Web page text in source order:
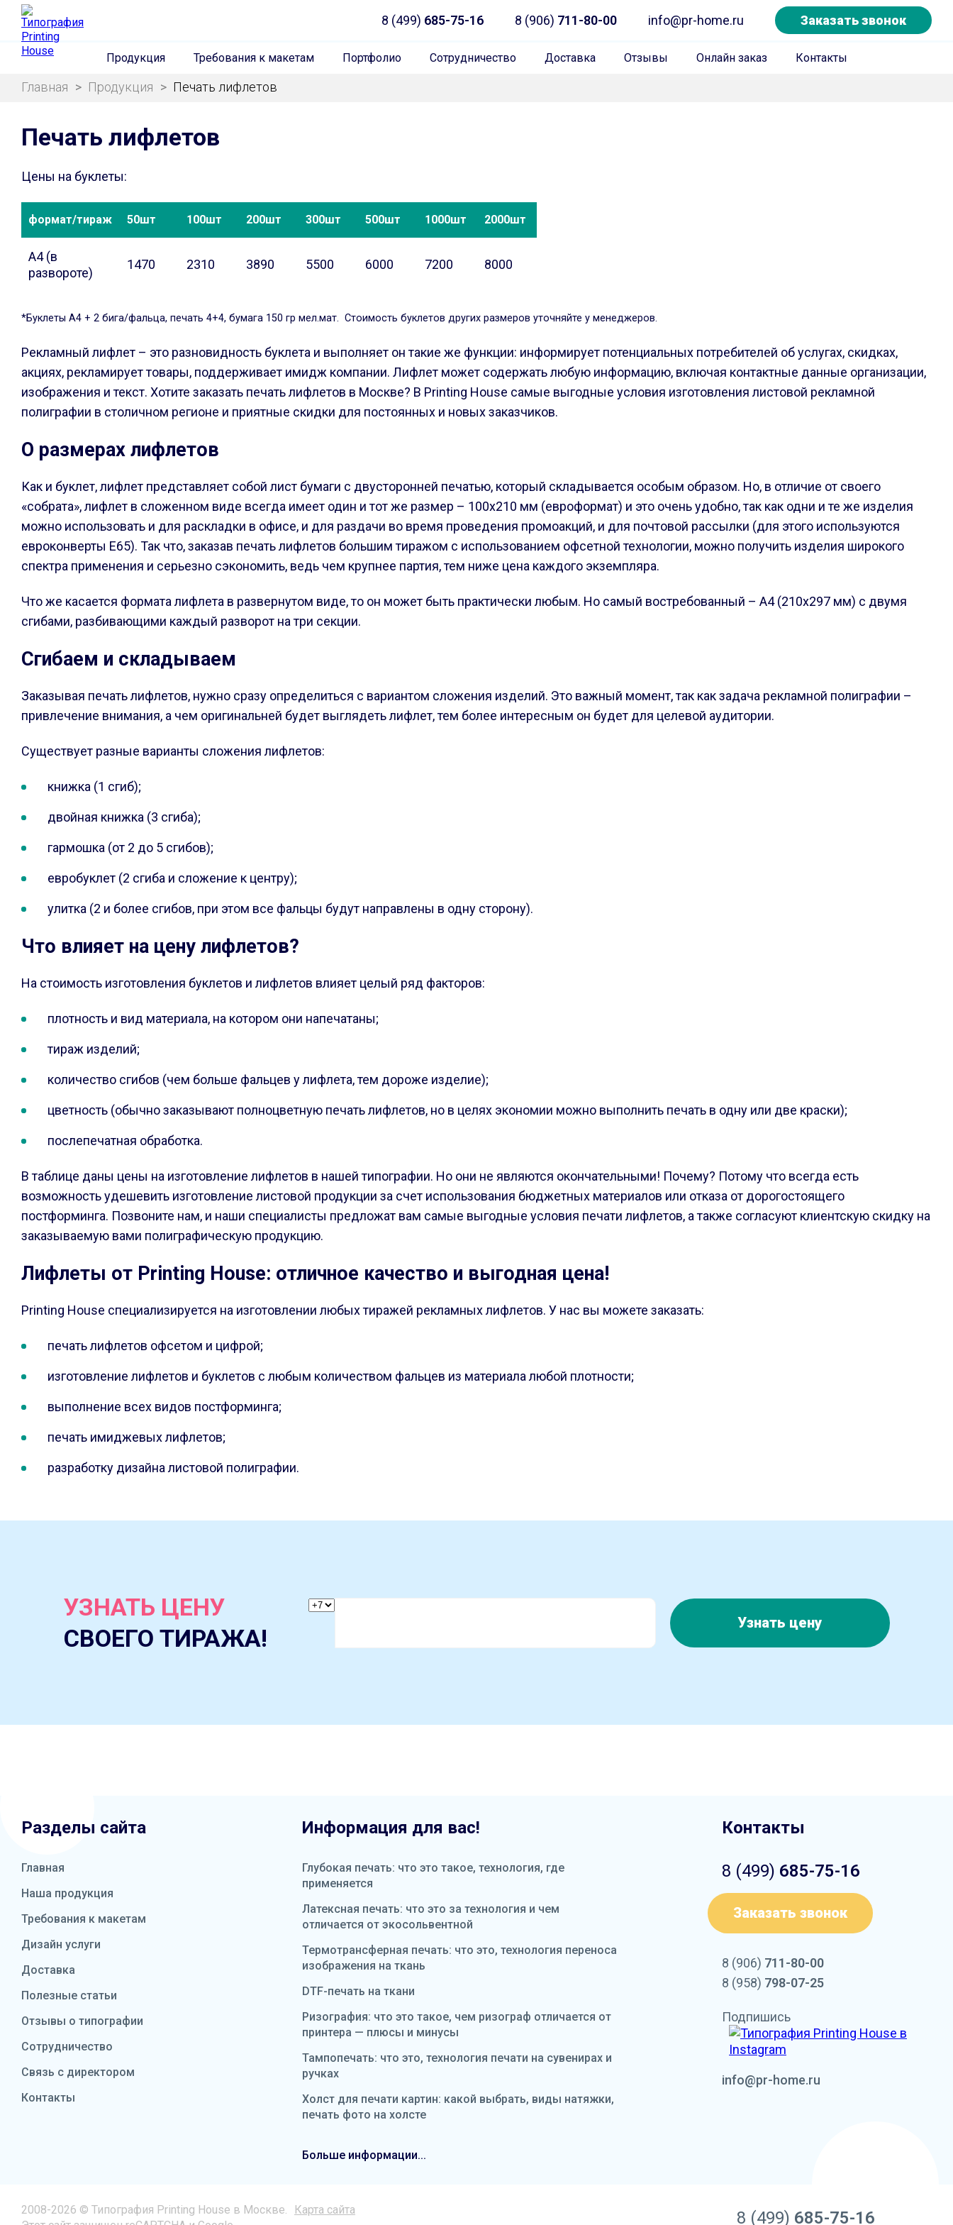
8 (499) 685-75-16 8 (906) 711-80-00 info@pr-home.ru Заказать звонок
Продукция Требования к макетам Портфолио Сотрудничество Доставка Отзывы Онлайн заказ Контакты
Главная > Продукция > Печать лифлетов
Печать лифлетов
Цены на буклеты:
формат/тираж 50шт 100шт 200шт 300шт 500шт 1000шт 2000шт
А4 (в
развороте)
1470 2310 3890 5500 6000 7200 8000
*Буклеты А4 + 2 бига/фальца, печать 4+4, бумага 150 гр мел.мат. Стоимость буклетов других размеров уточняйте у менеджеров.
Рекламный лифлет – это разновидность буклета и выполняет он такие же функции: информирует потенциальных потребителей об услугах, скидках,
акциях, рекламирует товары, поддерживает имидж компании. Лифлет может содержать любую информацию, включая контактные данные организации,
изображения и текст. Хотите заказать печать лифлетов в Москве? В Printing House самые выгодные условия изготовления листовой рекламной
полиграфии в столичном регионе и приятные скидки для постоянных и новых заказчиков.
О размерах лифлетов
Как и буклет, лифлет представляет собой лист бумаги с двусторонней печатью, который складывается особым образом. Но, в отличие от своего
«собрата», лифлет в сложенном виде всегда имеет один и тот же размер – 100х210 мм (евроформат) и это очень удобно, так как одни и те же изделия
можно использовать и для раскладки в офисе, и для раздачи во время проведения промоакций, и для почтовой рассылки (для этого используются
евроконверты E65). Так что, заказав печать лифлетов большим тиражом с использованием офсетной технологии, можно получить изделия широкого
спектра применения и серьезно сэкономить, ведь чем крупнее партия, тем ниже цена каждого экземпляра.
Что же касается формата лифлета в развернутом виде, то он может быть практически любым. Но самый востребованный – A4 (210х297 мм) с двумя
сгибами, разбивающими каждый разворот на три секции.
Сгибаем и складываем
Заказывая печать лифлетов, нужно сразу определиться с вариантом сложения изделий. Это важный момент, так как задача рекламной полиграфии –
привлечение внимания, а чем оригинальней будет выглядеть лифлет, тем более интересным он будет для целевой аудитории.
Существует разные варианты сложения лифлетов:
книжка (1 сгиб);
двойная книжка (3 сгиба);
гармошка (от 2 до 5 сгибов);
евробуклет (2 сгиба и сложение к центру);
улитка (2 и более сгибов, при этом все фальцы будут направлены в одну сторону).
Что влияет на цену лифлетов?
На стоимость изготовления буклетов и лифлетов влияет целый ряд факторов:
плотность и вид материала, на котором они напечатаны;
тираж изделий;
количество сгибов (чем больше фальцев у лифлета, тем дороже изделие);
цветность (обычно заказывают полноцветную печать лифлетов, но в целях экономии можно выполнить печать в одну или две краски);
послепечатная обработка.
В таблице даны цены на изготовление лифлетов в нашей типографии. Но они не являются окончательными! Почему? Потому что всегда есть
возможность удешевить изготовление листовой продукции за счет использования бюджетных материалов или отказа от дорогостоящего
постформинга. Позвоните нам, и наши специалисты предложат вам самые выгодные условия печати лифлетов, а также согласуют клиентскую скидку на
заказываемую вами полиграфическую продукцию.
Лифлеты от Printing House: отличное качество и выгодная цена!
Printing House специализируется на изготовлении любых тиражей рекламных лифлетов. У нас вы можете заказать:
печать лифлетов офсетом и цифрой;
изготовление лифлетов и буклетов с любым количеством фальцев из материала любой плотности;
выполнение всех видов постформинга;
печать имиджевых лифлетов;
разработку дизайна листовой полиграфии.
УЗНАТЬ ЦЕНУ
СВОЕГО ТИРАЖА!
Узнать цену
Разделы сайта
Главная
Наша продукция
Требования к макетам
Дизайн услуги
Доставка
Полезные статьи
Отзывы о типографии
Сотрудничество
Связь с директором
Контакты
Информация для вас!
Глубокая печать: что это такое, технология, где
применяется
Латексная печать: что это за технология и чем
отличается от экосольвентной
Термотрансферная печать: что это, технология переноса
изображения на ткань
DTF-печать на ткани
Ризография: что это такое, чем ризограф отличается от
принтера — плюсы и минусы
Тампопечать: что это, технология печати на сувенирах и
ручках
Холст для печати картин: какой выбрать, виды натяжки,
печать фото на холсте
Больше информации...
Контакты
8 (499) 685-75-16
Заказать звонок
8 (906) 711-80-00
8 (958) 798-07-25
Подпишись
info@pr-home.ru
2008-2026 © Типография Printing House в Москве.
Карта сайта
8 (499) 685-75-16